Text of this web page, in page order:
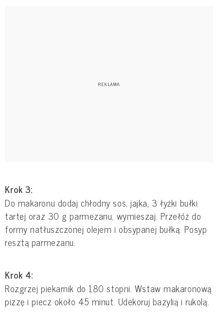
Krok 3:
Do makaronu dodaj chłodny sos, jajka, 3 łyżki bułki
tartej oraz 30 g parmezanu, wymieszaj. Przełóż do
formy natłuszczonej olejem i obsypanej bułką. Posyp
resztą parmezanu.
Krok 4:
Rozgrzej piekarnik do 180 stopni. Wstaw makaronową
pizzę i piecz około 45 minut. Udekoruj bazylią i rukolą.